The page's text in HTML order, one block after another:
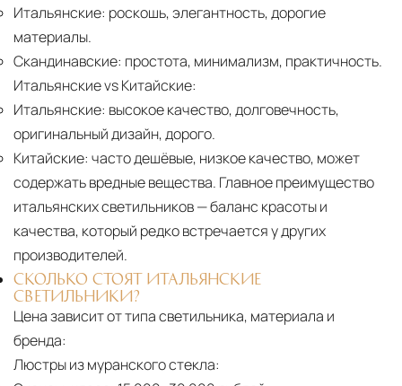
Итальянские: роскошь, элегантность, дорогие
материалы.
Скандинавские: простота, минимализм, практичность.
Итальянские vs Китайские:
Итальянские: высокое качество, долговечность,
оригинальный дизайн, дорого.
Китайские: часто дешёвые, низкое качество, может
содержать вредные вещества. Главное преимущество
итальянских светильников — баланс красоты и
качества, который редко встречается у других
производителей.
СКОЛЬКО СТОЯТ ИТАЛЬЯНСКИЕ
СВЕТИЛЬНИКИ?
Цена зависит от типа светильника, материала и
бренда:
Люстры из муранского стекла: